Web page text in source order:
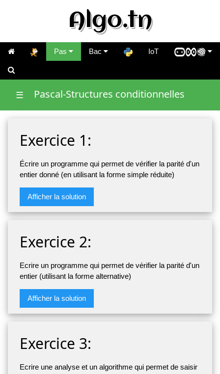
Algo.tn
Pas Bac IoT
☰ Pascal-Structures conditionnelles
Exercice 1:
Écrire un programme qui permet de vérifier la parité d'un
entier donné (en utilisant la forme simple réduite)
Afficher la solution
Exercice 2:
Ecrire un programme qui permet de vérifier la parité d'un
entier (utilisant la forme alternative)
Afficher la solution
Exercice 3:
Ecrire une analyse et un algorithme qui permet de saisir